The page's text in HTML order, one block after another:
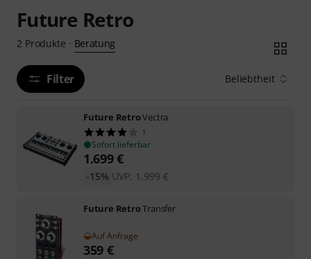
Future Retro
2 Produkte · Beratung
Filter Beliebtheit
Future RetroVectra
1
Sofort lieferbar
1.699€
UVP: 1.999 €
-15%
Future RetroTransfer
Auf Anfrage
359 €